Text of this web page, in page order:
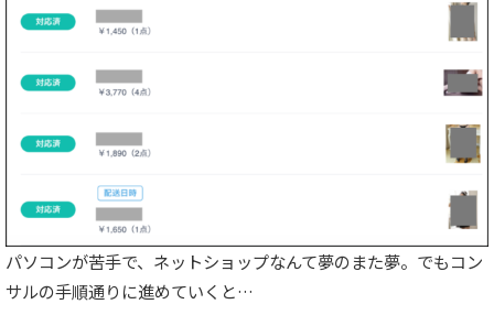
パソコンが苦手で、ネットショップなんて夢のまた夢。でもコン
サルの手順通りに進めていくと…